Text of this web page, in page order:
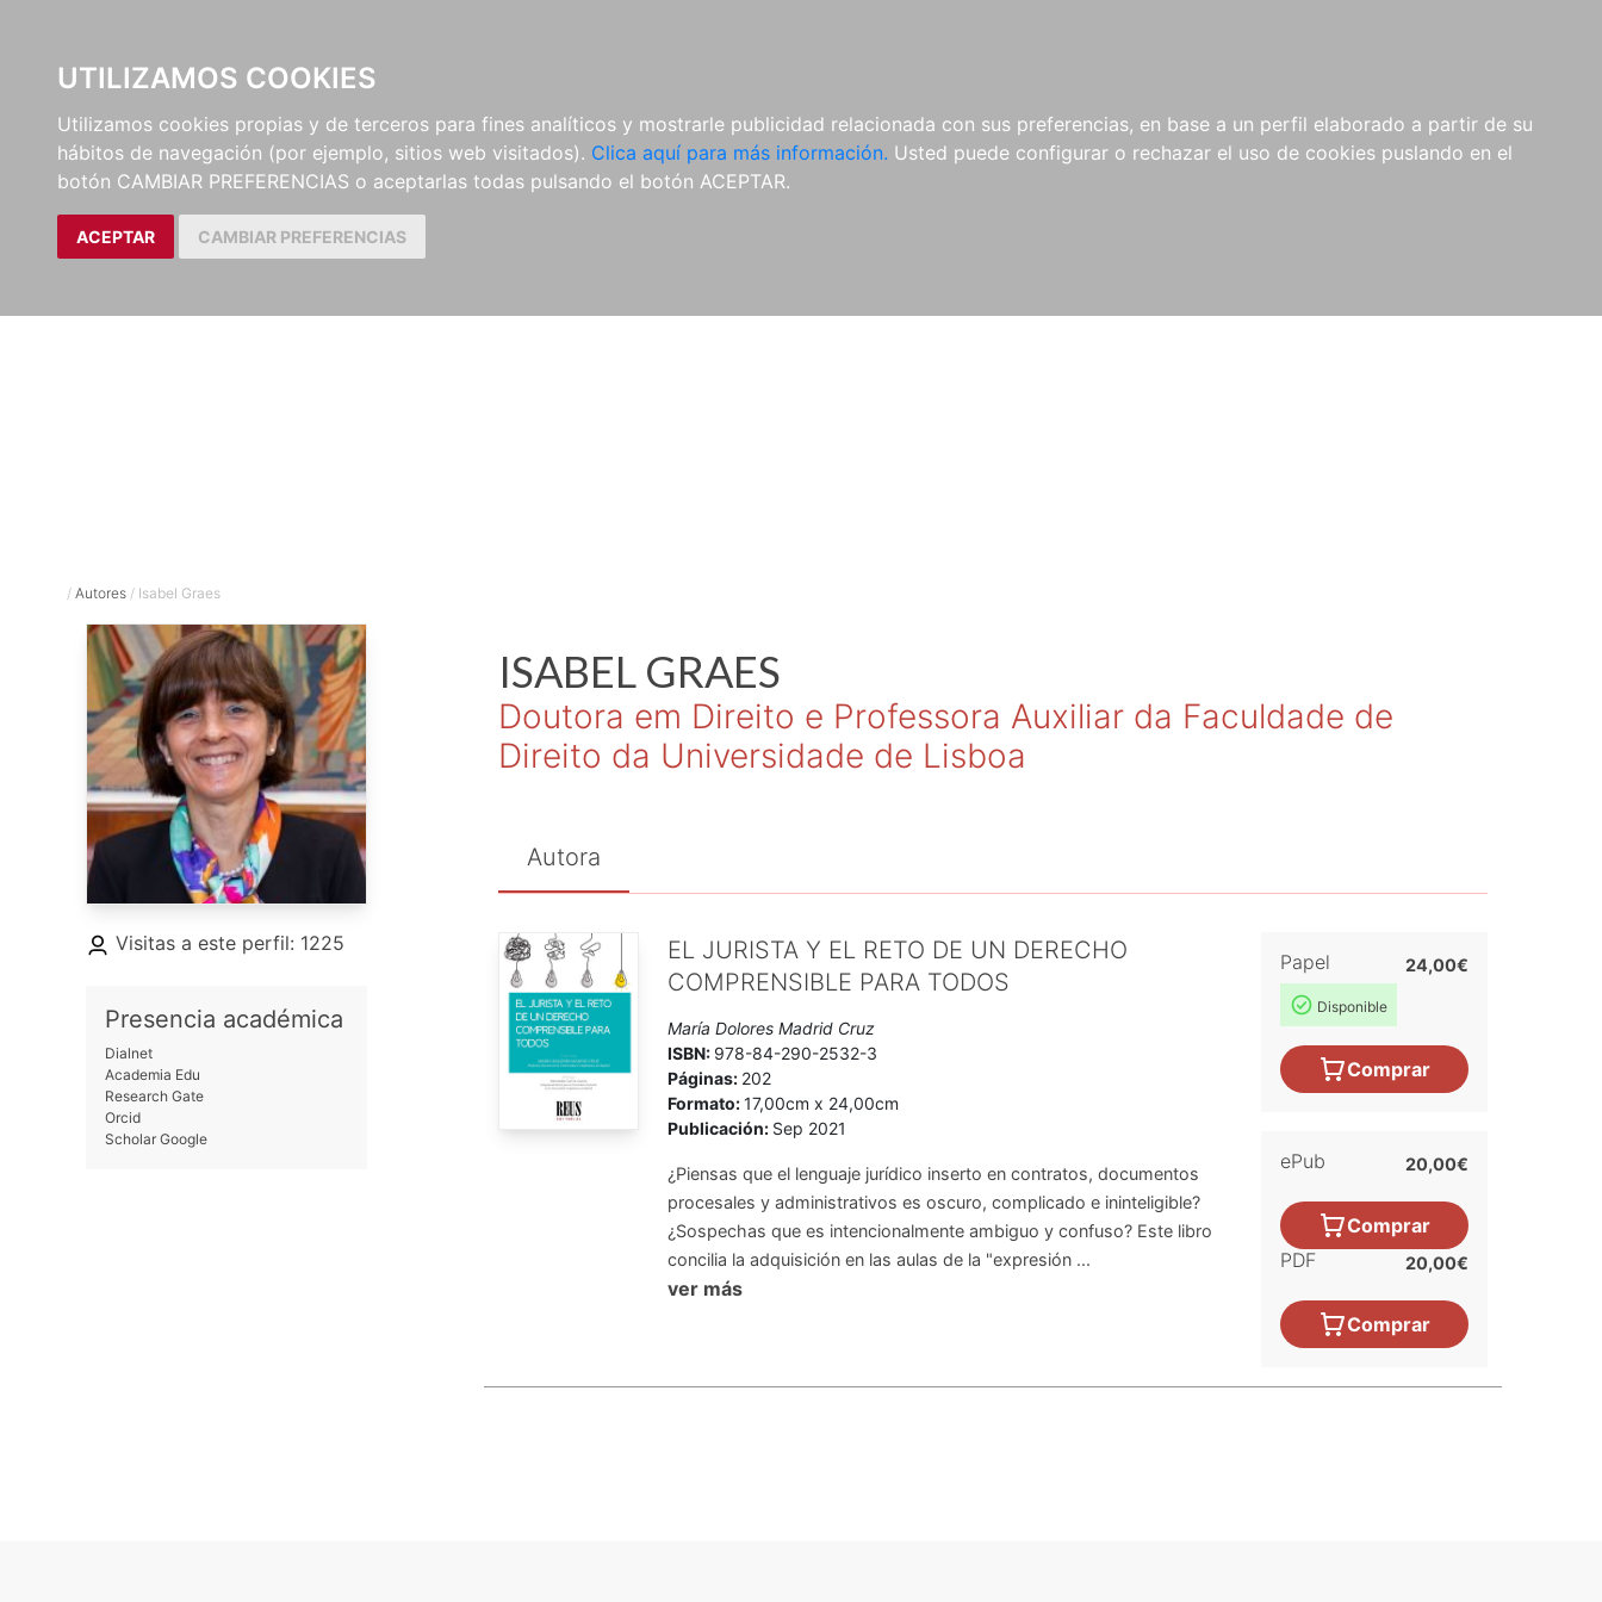
UTILIZAMOS COOKIES
Utilizamos cookies propias y de terceros para fines analíticos y mostrarle publicidad relacionada con sus preferencias, en base a un perfil elaborado a partir de su
hábitos de navegación (por ejemplo, sitios web visitados). Clica aquí para más información. Usted puede configurar o rechazar el uso de cookies puslando en el
botón CAMBIAR PREFERENCIAS o aceptarlas todas pulsando el botón ACEPTAR.
ACEPTAR CAMBIAR PREFERENCIAS
EDITORIAL E-BOOKS
LibrosAutoresColecciones
/ Autores / Isabel Graes
Visitas a este perfil: 1225
Presencia académica
Dialnet
Academia Edu
Research Gate
Orcid
Scholar Google
ISABEL GRAES
Doutora em Direito e Professora Auxiliar da Faculdade de
Direito da Universidade de Lisboa
Autora
EL JURISTA Y EL RETO DE UN DERECHO
COMPRENSIBLE PARA TODOS
María Dolores Madrid Cruz
ISBN: 978-84-290-2532-3
Páginas: 202
Formato:17,00cm x 24,00cm
Publicación: Sep 2021
¿Piensas que el lenguaje jurídico inserto en contratos, documentos
procesales y administrativos es oscuro, complicado e ininteligible?
¿Sospechas que es intencionalmente ambiguo y confuso? Este libro
concilia la adquisición en las aulas de la "expresión ...
ver más
Papel
Disponible
24,00€
Comprar
ePub 20,00€
Comprar
PDF
20,00€
Comprar